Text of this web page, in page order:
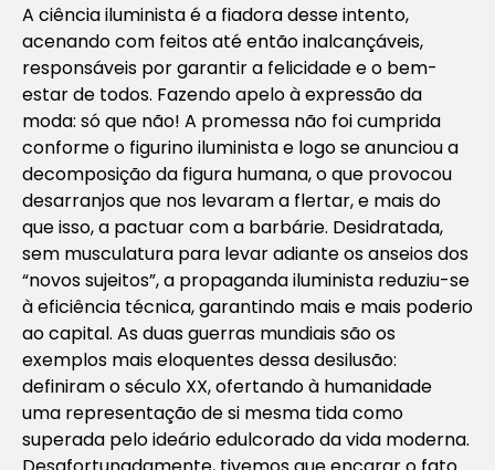
A ciência iluminista é a fiadora desse intento,
acenando com feitos até então inalcançáveis,
responsáveis por garantir a felicidade e o bem-
estar de todos. Fazendo apelo à expressão da
moda: só que não! A promessa não foi cumprida
conforme o figurino iluminista e logo se anunciou a
decomposição da figura humana, o que provocou
desarranjos que nos levaram a flertar, e mais do
que isso, a pactuar com a barbárie. Desidratada,
sem musculatura para levar adiante os anseios dos
“novos sujeitos”, a propaganda iluminista reduziu-se
à eficiência técnica, garantindo mais e mais poderio
ao capital. As duas guerras mundiais são os
exemplos mais eloquentes dessa desilusão:
definiram o século XX, ofertando à humanidade
uma representação de si mesma tida como
superada pelo ideário edulcorado da vida moderna.